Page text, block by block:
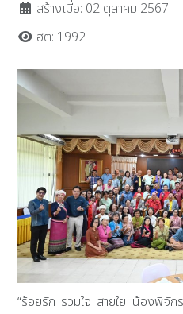
สร้างเมื่อ: 02 ตุลาคม 2567
ฮิต: 1992
“ร้อยรัก รวมใจ สายใย น้องพี่จั